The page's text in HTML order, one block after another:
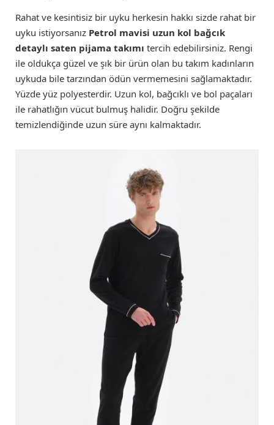
Rahat ve kesintisiz bir uyku herkesin hakkı sizde rahat bir
uyku istiyorsanız Petrol mavisi uzun kol bağcık
detaylı saten pijama takımı tercih edebilirsiniz. Rengi
ile oldukça güzel ve şık bir ürün olan bu takım kadınların
uykuda bile tarzından ödün vermemesini sağlamaktadır.
Yüzde yüz polyesterdir. Uzun kol, bağcıklı ve bol paçaları
ile rahatlığın vücut bulmuş halidir. Doğru şekilde
temizlendiğinde uzun süre aynı kalmaktadır.